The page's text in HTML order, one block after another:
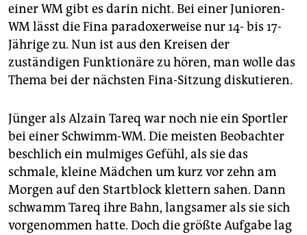
einer WM gibt es darin nicht. Bei einer Junioren-
WM lässt die Fina paradoxerweise nur 14- bis 17-
Jährige zu. Nun ist aus den Kreisen der
zuständigen Funktionäre zu hören, man wolle das
Thema bei der nächsten Fina-Sitzung diskutieren.
Jünger als Alzain Tareq war noch nie ein Sportler
bei einer Schwimm-WM. Die meisten Beobachter
beschlich ein mulmiges Gefühl, als sie das
schmale, kleine Mädchen um kurz vor zehn am
Morgen auf den Startblock klettern sahen. Dann
schwamm Tareq ihre Bahn, langsamer als sie sich
vorgenommen hatte. Doch die größte Aufgabe lag